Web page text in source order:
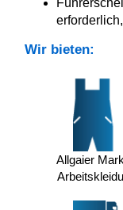
Wir bieten:
Allgaier